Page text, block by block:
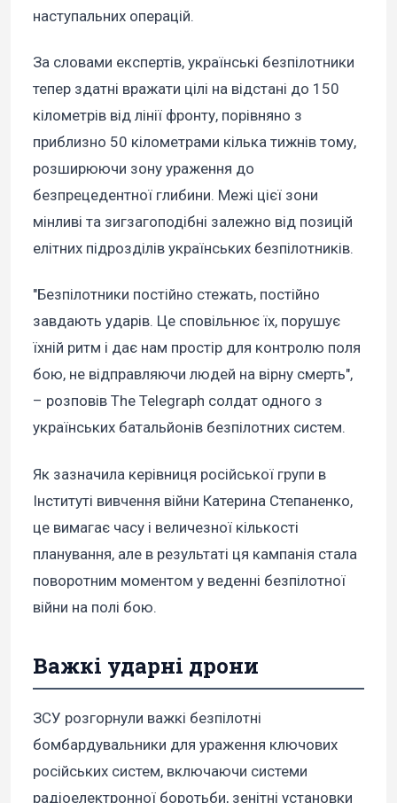
наступальних операцій.
За словами експертів, українські безпілотники
тепер здатні вражати цілі на відстані до 150
кілометрів від лінії фронту, порівняно з
приблизно 50 кілометрами кілька тижнів тому,
розширюючи зону ураження до
безпрецедентної глибини. Межі цієї зони
мінливі та зигзагоподібні залежно від позицій
елітних підрозділів українських безпілотників.
"Безпілотники постійно стежать, постійно
завдають ударів. Це сповільнює їх, порушує
їхній ритм і дає нам простір для контролю поля
бою, не відправляючи людей на вірну смерть",
– розповів The Telegraph солдат одного з
українських батальйонів безпілотних систем.
Як зазначила керівниця російської групи в
Інституті вивчення війни Катерина Степаненко,
це вимагає часу і величезної кількості
планування, але в результаті ця кампанія стала
поворотним моментом у веденні безпілотної
війни на полі бою.
Важкі ударні дрони
ЗСУ розгорнули важкі безпілотні
бомбардувальники для ураження ключових
російських систем, включаючи системи
радіоелектронної боротьби, зенітні установки